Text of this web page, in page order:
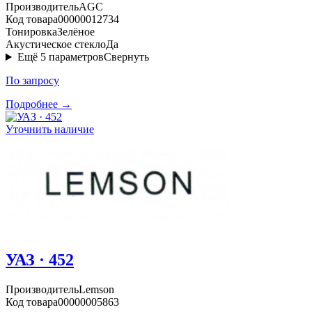
ПроизводительAGC
Код товара00000012734
ТонировкаЗелёное
Акустическое стеклоДа
Ещё 5 параметровСвернуть
По запросу
Подробнее →
Уточнить наличие
УАЗ · 452
ПроизводительLemson
Код товара00000005863